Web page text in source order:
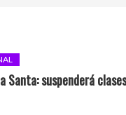
Santa: suspenderá